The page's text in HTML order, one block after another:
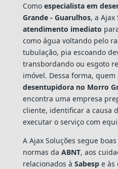
Como especialista em
Grande - Guarulhos, a Ajax
atendimento imediato
como água voltando pelo
tubulação, pia escoando
transbordando ou esgoto
imóvel. Dessa forma,
desentupidora no Morro
encontra uma empresa
cliente, identificar a causa
executar o serviço com
A Ajax Soluções segue
normas da ABNT, aos
relacionados à Sabespe às